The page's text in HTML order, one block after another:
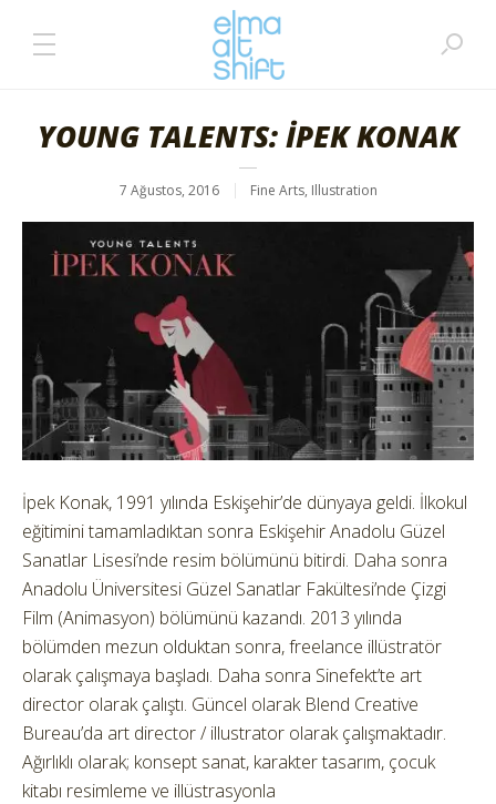
YOUNG TALENTS: İPEK KONAK
7 Ağustos, 2016 Fine Arts, Illustration
İpek Konak, 1991 yılında Eskişehir’de dünyaya geldi. İlkokul
eğitimini tamamladıktan sonra Eskişehir Anadolu Güzel
Sanatlar Lisesi’nde resim bölümünü bitirdi. Daha sonra
Anadolu Üniversitesi Güzel Sanatlar Fakültesi’nde Çizgi
Film (Animasyon) bölümünü kazandı. 2013 yılında
bölümden mezun olduktan sonra, freelance illüstratör
olarak çalışmaya başladı. Daha sonra Sinefekt’te art
director olarak çalıştı. Güncel olarak Blend Creative
Bureau’da art director / illustrator olarak çalışmaktadır.
Ağırlıklı olarak; konsept sanat, karakter tasarım, çocuk
kitabı resimleme ve illüstrasyonla